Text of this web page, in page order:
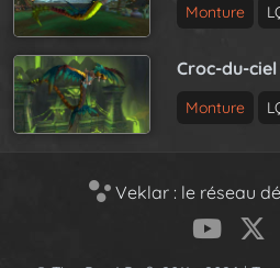
Monture
Croc-du-
Monture
Veklar : le réseau